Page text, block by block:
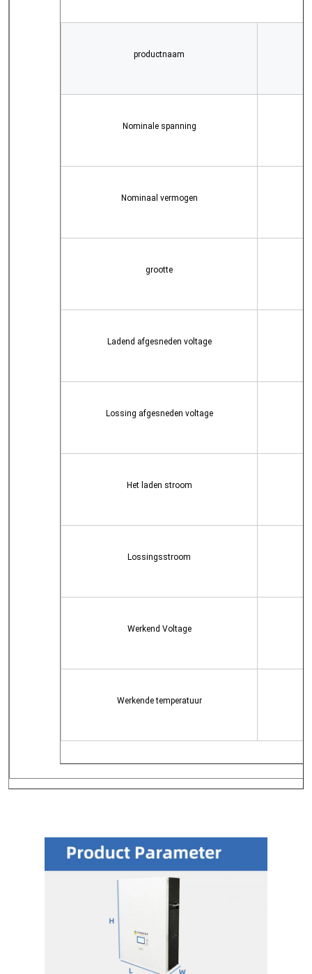
productnaam
Nominale spanning
Nominaal vermogen
grootte
Ladend afgesneden voltage
Lossing afgesneden voltage
Het laden stroom
Lossingsstroom
Werkend Voltage
Werkende temperatuur